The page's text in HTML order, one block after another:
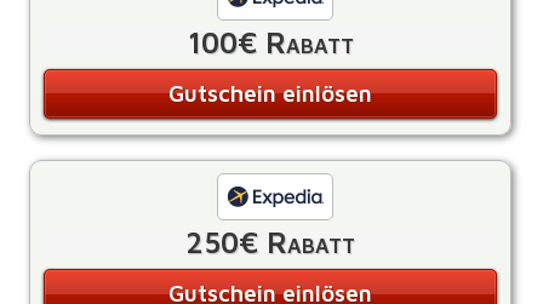
100€ Rabatt
Gutschein einlösen
250€ Rabatt
Gutschein einlösen